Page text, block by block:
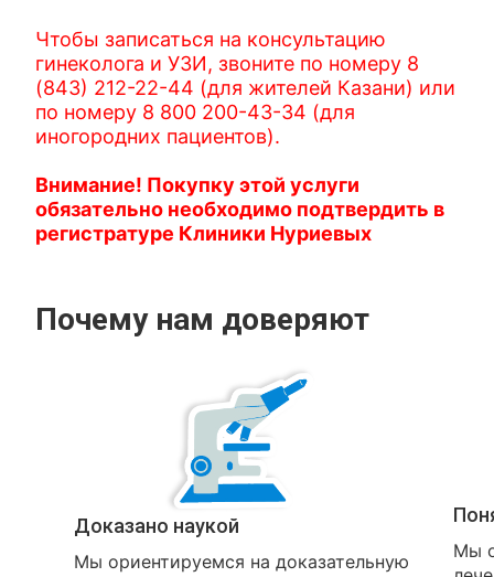
Чтобы записаться на консультацию
гинеколога и УЗИ, звоните по номеру 8
(843) 212-22-44 (для жителей Казани) или
по номеру 8 800 200-43-34 (для
иногородних пациентов).
Внимание! Покупку этой услуги
обязательно необходимо подтвердить в
регистратуре Клиники Нуриевых
Почему нам доверяют
Доказано наукой
Мы ориентируемся на доказательную
Мы